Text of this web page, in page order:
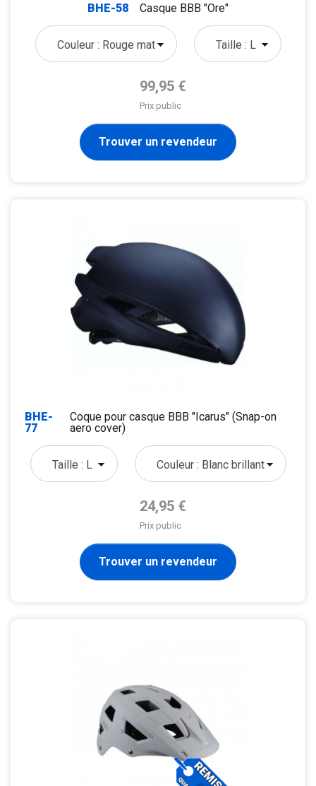
BHE-58 Casque BBB "Ore"
Prix de base
99,95 €
Prix public
Trouver un revendeur
BHE-
77
Coque pour casque BBB "Icarus" (Snap-on
aero cover)
Prix de base
24,95 €
Prix public
Trouver un revendeur